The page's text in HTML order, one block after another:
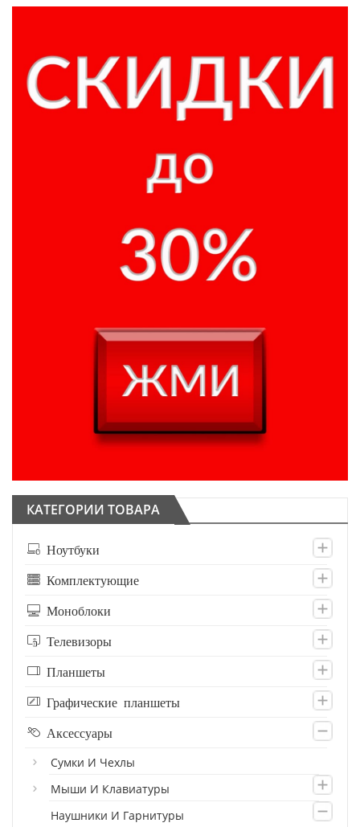
КАТЕГОРИИ ТОВАРА
Ноутбуки
Комплектующие
Моноблоки
Телевизоры
Планшеты
Графические планшеты
Аксессуары
Сумки И Чехлы
Мыши И Клавиатуры
Наушники И Гарнитуры